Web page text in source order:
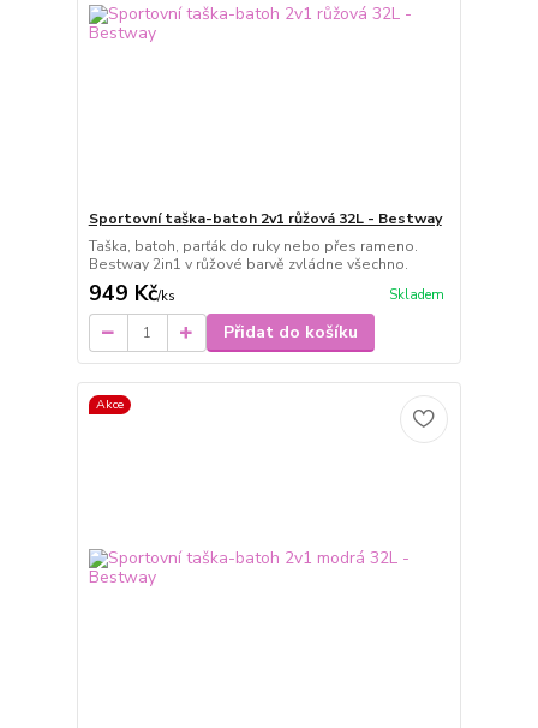
Sportovní taška-batoh 2v1 růžová 32L - Bestway
Taška, batoh, parťák do ruky nebo přes rameno.
Bestway 2in1 v růžové barvě zvládne všechno.
949 Kč/ks Skladem
Přidat do košíku
Akce